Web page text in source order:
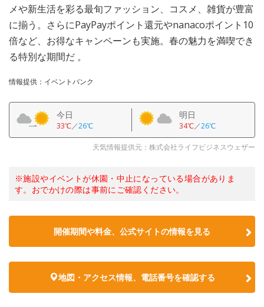
メや新生活を彩る最旬ファッション、コスメ、雑貨が豊富
に揃う。さらにPayPayポイント還元やnanacoポイント10
倍など、お得なキャンペーンも実施。春の魅力を満喫でき
る特別な期間だ 。
情報提供：イベントバンク
今日
33℃／26℃
明日
34℃／26℃
天気情報提供元：株式会社ライフビジネスウェザー
※施設やイベントが休園・中止になっている場合がありま
す。おでかけの際は事前にご確認ください。
開催期間や料金、公式サイトの情報を見る
地図・アクセス情報、電話番号を確認する